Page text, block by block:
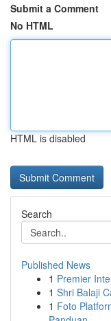
Submit a Comment
No HTML
HTML is disabled
Search
Published News
1 Premier
1 Shri Balaji
1 Foto